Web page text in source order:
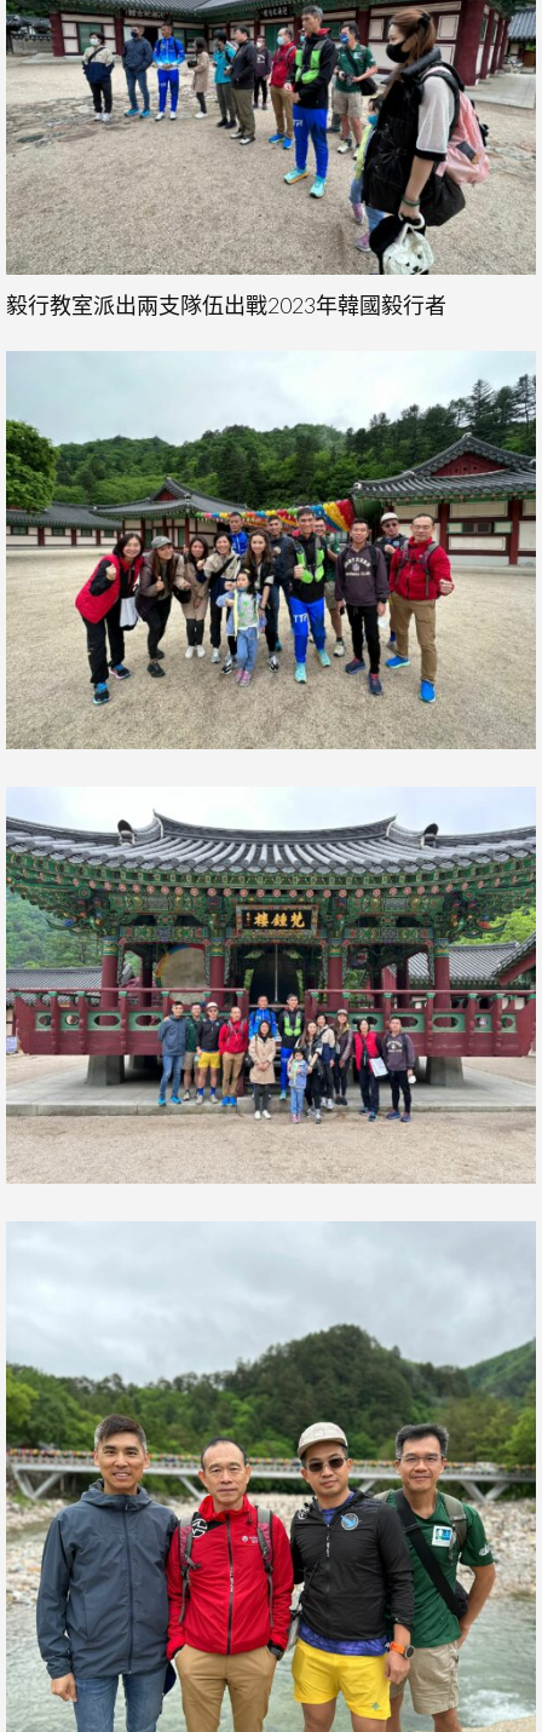
毅行教室派出兩支隊伍出戰2023年韓國毅行者